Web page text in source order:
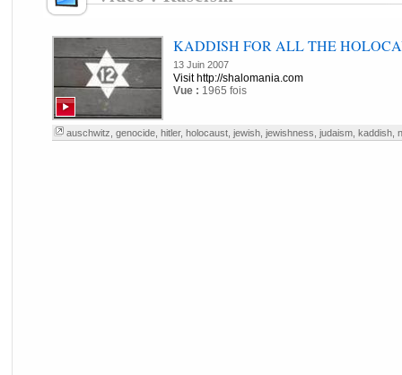
KADDISH FOR ALL THE
13 Juin 2007
Visit http://shalomania.com
Vue : 1965 fois
auschwitz genocide, hitler, holocaust, jewish, jewishness judaism, kaddish,